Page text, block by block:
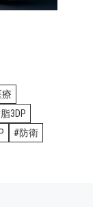
療
3DP
防衛